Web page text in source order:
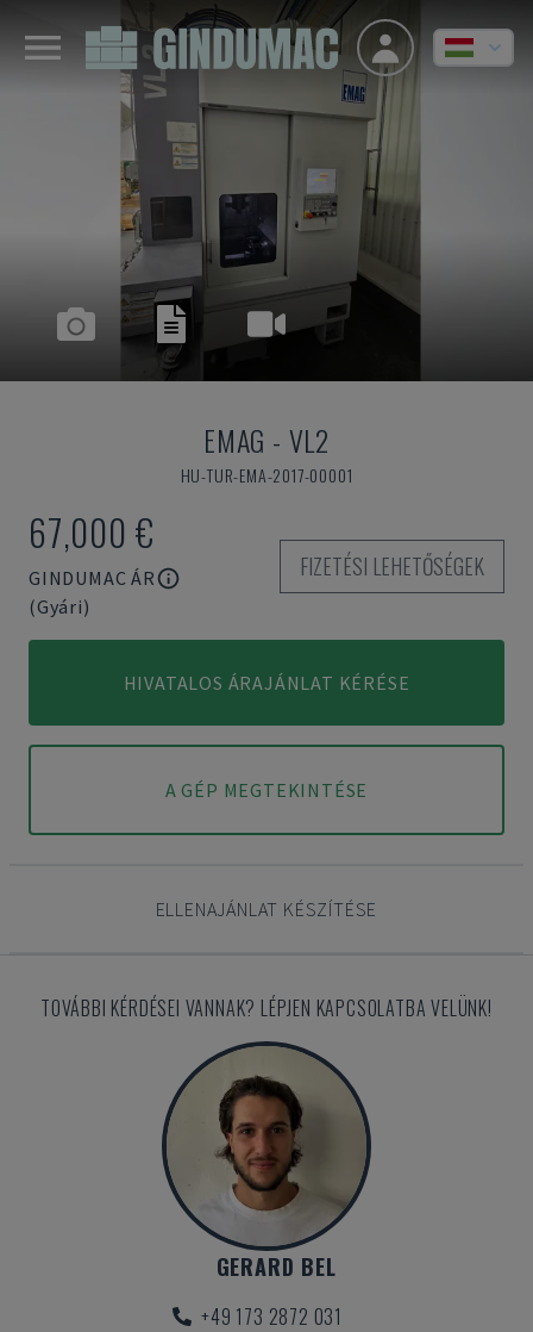
EMAG - VL2
HU-TUR-EMA-2017-00001
67,000 €
GINDUMAC ÁR
(Gyári)
FIZETÉSI LEHETŐSÉGEK
HIVATALOS ÁRAJÁNLAT KÉRÉSE
A GÉP MEGTEKINTÉSE
ELLENAJÁNLAT KÉSZÍTÉSE
TOVÁBBI KÉRDÉSEI VANNAK? LÉPJEN KAPCSOLATBA VELÜNK!
GERARD BEL
+49 173 2872 031